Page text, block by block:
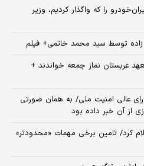
را که واگذار کردیم، وزیر
زاده توسط سید محمد خاتمی+ فیلم
عربستان نماز جمعه خواندند +
عالی امنیت ملی/ به همان صورتی
از آن خبر داده بود
کرد/ تامین برخی مهمات «محدودتر»